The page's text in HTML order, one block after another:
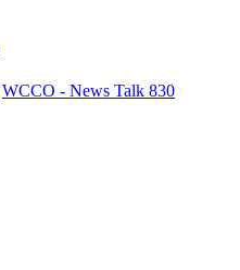
WCCO - News Talk 830